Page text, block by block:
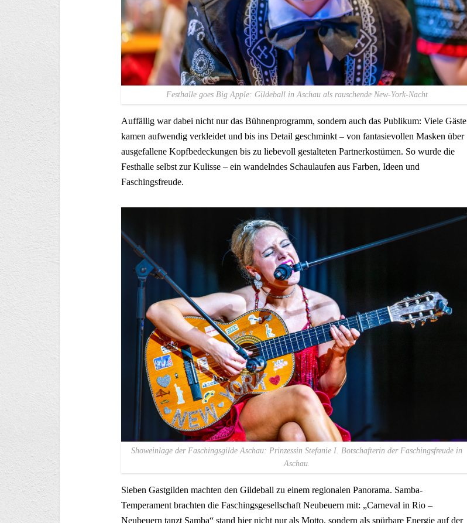
Festhalle goes Big Apple: Gildeball in Aschau als rauschende New-York-Nacht
Auffällig war dabei nicht nur das Bühnenprogramm, sondern auch das Publikum: Viele Gäste
kamen aufwendig verkleidet und bis ins Detail geschminkt – von fantasievollen Masken über
ausgefallene Kopfbedeckungen bis zu liebevoll gestalteten Partnerkostümen. So wurde die
Festhalle selbst zur Kulisse – ein wandelndes Schaulaufen aus Farben, Ideen und
Faschingsfreude.
Showeinlage der Faschingsgilde Aschau: Prinzessin Stefanie I. Botschafterin der Faschingsfreude in
Aschau.
Sieben Gastgilden machten den Gildeball zu einem regionalen Panorama. Samba-
Temperament brachten die Faschingsgesellschaft Neubeuern mit: „Carneval in Rio –
Neubeuern tanzt Samba“ stand hier nicht nur als Motto, sondern als spürbare Energie auf der